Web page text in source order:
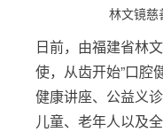
林文镜慈
日前，由福建省林
使，从齿开始”口腔
健康讲座、公益义
儿童、老年人以及